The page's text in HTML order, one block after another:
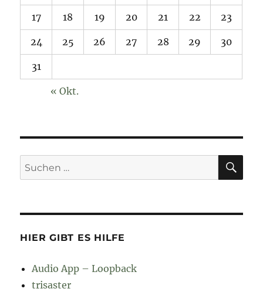
17 18 19 20 21 22 23
24 25 26 27 28 29 30
31
« Okt.
Suchen
nach:
HIER GIBT ES HILFE
Audio App – Loopback
trisaster